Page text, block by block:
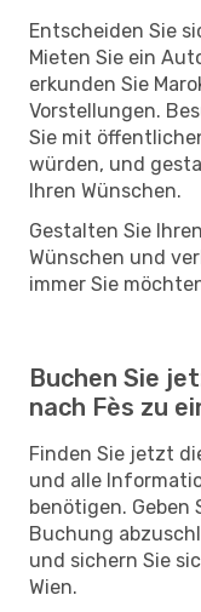
Entscheiden Sie
Mieten Sie ein
erkunden Sie
Vorstellungen.
Sie mit
würden, und
Ihren Wünschen.
Gestalten Sie
Wünschen und
immer Sie
Buchen Sie
nach Fès zu
Finden Sie jetzt
und alle
benötigen. Geben
Buchung
und sichern Sie
Wien.